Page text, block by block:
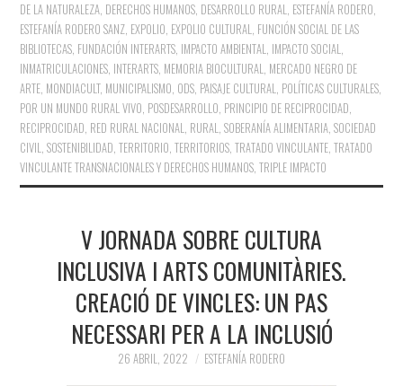
DE LA NATURALEZA, DERECHOS HUMANOS, DESARROLLO RURAL, ESTEFANÍA RODERO,
ESTEFANÍA RODERO SANZ, EXPOLIO, EXPOLIO CULTURAL, FUNCIÓN SOCIAL DE LAS
BIBLIOTECAS, FUNDACIÓN INTERARTS, IMPACTO AMBIENTAL, IMPACTO SOCIAL,
INMATRICULACIONES, INTERARTS, MEMORIA BIOCULTURAL, MERCADO NEGRO DE
ARTE, MONDIACULT, MUNICIPALISMO, ODS, PAISAJE CULTURAL, POLÍTICAS CULTURALES,
POR UN MUNDO RURAL VIVO, POSDESARROLLO, PRINCIPIO DE RECIPROCIDAD,
RECIPROCIDAD, RED RURAL NACIONAL, RURAL,SOBERANÍA ALIMENTARIA,SOCIEDAD
CIVIL,SOSTENIBILIDAD,TERRITORIO,TERRITORIOS,TRATADO VINCULANTE,TRATADO
VINCULANTE TRANSNACIONALES Y DERECHOS HUMANOS,TRIPLE IMPACTO
V JORNADA SOBRE CULTURA
INCLUSIVA I ARTS COMUNITÀRIES.
CREACIÓ DE VINCLES: UN PAS
NECESSARI PER A LA INCLUSIÓ
26 ABRIL, 2022 ESTEFANÍA RODERO